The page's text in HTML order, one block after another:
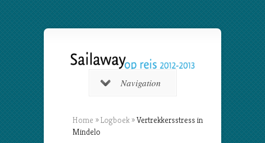
Navigation
Home »Logboek »Vertrekkersstress in
Mindelo